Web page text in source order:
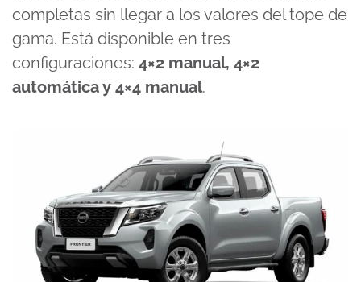
completas sin llegar a los valores del tope de
gama. Está disponible en tres
configuraciones: 4×2 manual, 4×2
automática y 4×4 manual.